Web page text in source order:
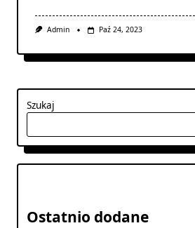
Admin Paź 24, 2023
Szukaj
Ostatnio dodane